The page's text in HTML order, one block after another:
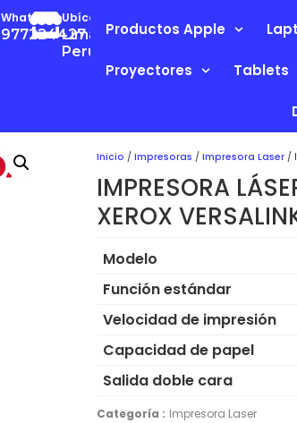
Whatsapp
977224427
Ubícanos
Lima-
Perú
Productos Apple
Proyectores Tablets
Inicio / Impresoras / Impresora Laser /
IMPRESORA
XEROX
Modelo
Función estándar
Velocidad de impresión
Capacidad de papel
Salida doble cara
Categoría : Impresora Laser